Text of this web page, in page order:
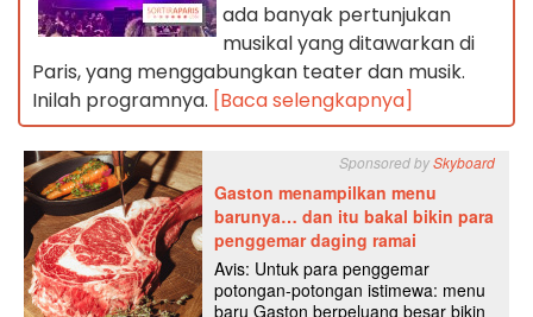
ada banyak pertunjukan
musikal yang ditawarkan di
Paris, yang menggabungkan teater dan musik.
Inilah programnya. [Baca selengkapnya]